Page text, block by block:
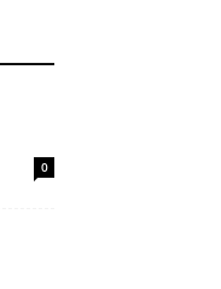
0